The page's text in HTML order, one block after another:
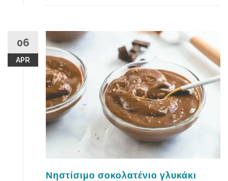
06
APR
Νηστίσιμο σοκολατένιο γλυκάκι